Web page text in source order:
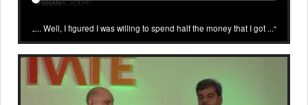
... Well, I figured I was willing to spend half the money that I got ...